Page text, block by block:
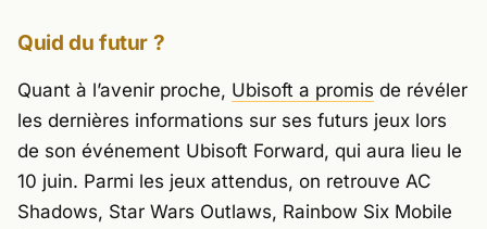
Quid du futur ?
Quant à l’avenir proche, Ubisoft a promis de révéler
les dernières informations sur ses futurs jeux lors
de son événement Ubisoft Forward, qui aura lieu le
10 juin. Parmi les jeux attendus, on retrouve AC
Shadows, Star Wars Outlaws, Rainbow Six Mobile